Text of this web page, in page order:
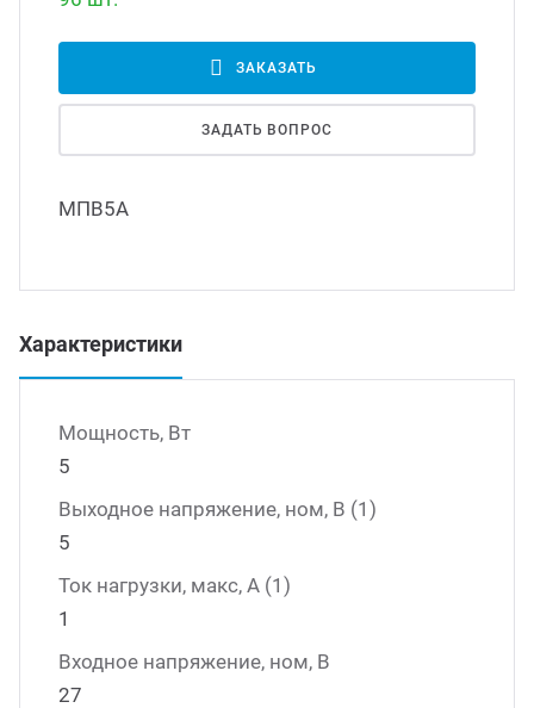
модули питания
DC преобразователи
AC инверторы
преобразователи
ЗАКАЗАТЬ
ЗАДАТЬ ВОПРОС
МПВ5А
Характеристики
Мощность, Вт
5
Выходное напряжение, ном, В (1)
5
Ток нагрузки, макс, А (1)
1
Входное напряжение, ном, В
27